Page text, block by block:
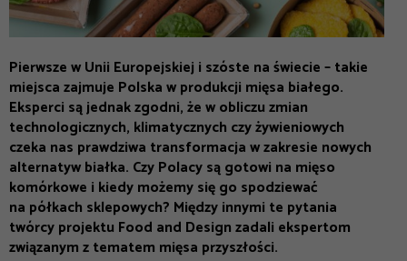
Pierwsze w Unii Europejskiej i szóste na świecie – takie
miejsca zajmuje Polska w produkcji mięsa białego.
Eksperci są jednak zgodni, że w obliczu zmian
technologicznych, klimatycznych czy żywieniowych
czeka nas prawdziwa transformacja w zakresie nowych
alternatyw białka. Czy Polacy są gotowi na mięso
komórkowe i kiedy możemy się go spodziewać
na półkach sklepowych? Między innymi te pytania
twórcy projektu Food and Design zadali ekspertom
związanym z tematem mięsa przyszłości.